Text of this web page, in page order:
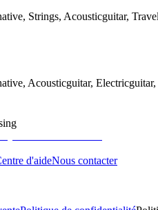
Strings, Acousticguitar,
Acousticguitar,
d'aideNous contacter